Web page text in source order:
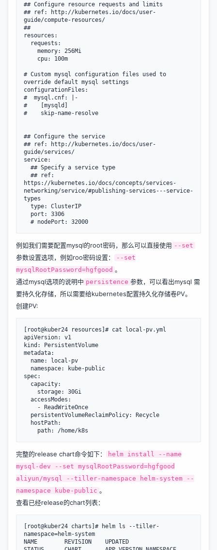
## Configure resource requests and limits
## ref: http://kubernetes.io/docs/user-
guide/compute-resources/
##
resources:
# Custom mysql configuration files used to
override default mysql settings
configurationFiles:
#  mysql.cnf: |-
#    [mysqld]
#    skip-name-resolve
## Configure the service
## ref: http://kubernetes.io/docs/user-
guide/services/
service:
https://kubernetes.io/docs/concepts/services-
networking/service/#publishing-services---service-
types
例如我们需要配置mysql的root密码，那么可以直接使用 --set
参数设置选项，例如roo密码设置：
--set
mysqlRootPassword=hgfgood 。
通过mysql选项的说明中 persistence 参数，可以看出mysql 需
要持久化存储，所以需要给kubernetes配置持久化存储卷PV。
创建PV:
[root@kuber24 resources]# cat local-pv.yml
apiVersion: v1
kind: PersistentVolume
metadata:
spec:
完整的release chart命令如下：
helm install --name
mysql-dev --set mysqlRootPassword=hgfgood
aliyun/mysql --tiller-namespace helm-system --
namespace kube-public 。
查看已经release的chart列表：
[root@kuber24 charts]# helm ls --tiller-
namespace=helm-system
NAME     	REVISION	UPDATED